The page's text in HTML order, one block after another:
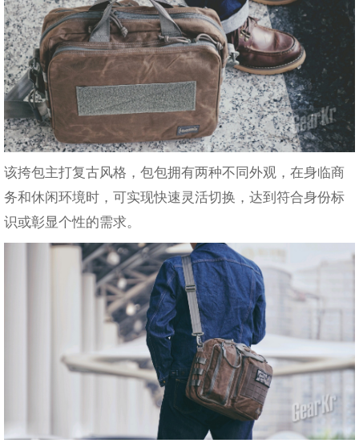
该挎包主打复古风格，包包拥有两种不同外观，在身临商
务和休闲环境时，可实现快速灵活切换，达到符合身份标
识或彰显个性的需求。